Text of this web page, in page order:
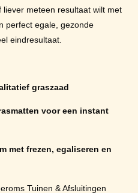
meteen resultaat wilt met
perfect egale, gezonde
eindresultaat.
graszaad
voor een instant
met frezen, egaliseren en
Tuinen & Afsluitingen